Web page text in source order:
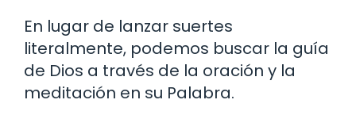
En lugar de lanzar suertes
literalmente, podemos buscar la guía
de Dios a través de la oración y la
meditación en su Palabra.